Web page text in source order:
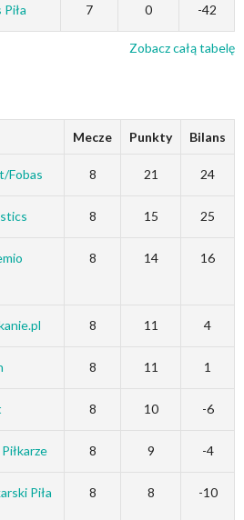
7 0 -42
Zobacz całą tabelę
Mecze Punkty Bilans
Fobas 8 21 24
8 15 25
8 14 16
8 11 4
8 11 1
8 10 -6
8 9 -4
Piła
8 8 -10